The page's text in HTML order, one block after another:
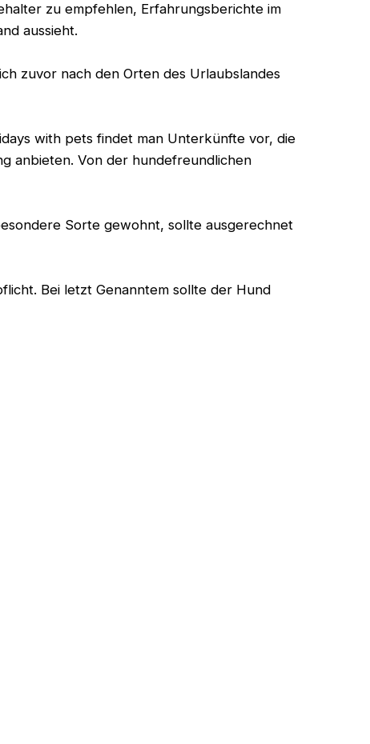
zu empfehlen, Erfahrungsberichte im
aussieht.
zuvor nach den Orten des Urlaubslandes
with pets findet man Unterkünfte vor, die
anbieten. Von der hundefreundlichen
Sorte gewohnt, sollte ausgerechnet
Bei letzt Genanntem sollte der Hund